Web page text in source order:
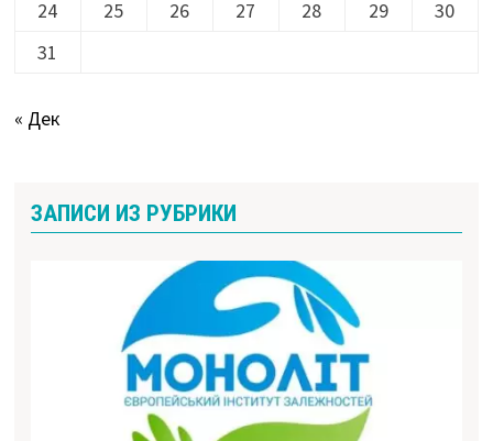
24 25 26 27 28 29
30
31
« Дек
ЗАПИСИ ИЗ РУБРИКИ